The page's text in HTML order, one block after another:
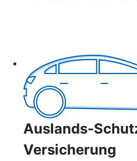
Auslands-
Versicherung